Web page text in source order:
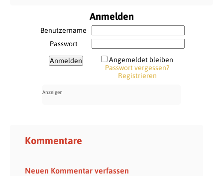
Anmelden
Benutzername
Passwort
Angemeldet bleiben
Passwort vergessen?
Registrieren
Kommentare
Neuen Kommentar verfassen